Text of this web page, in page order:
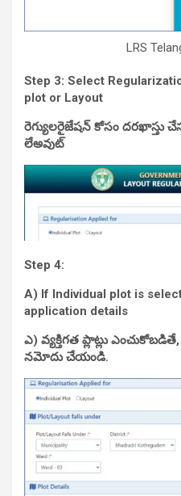
LRS
Step 3: Select
plot or Layout
రెగ్యులరైజేషన్ కోసం దరఖాస్తు
లేఅవుట్
Step 4:
A) If Individual plot is
application details
ఎ) వ్యక్తిగత ప్లాట్లు
నమోదు చేయండి.